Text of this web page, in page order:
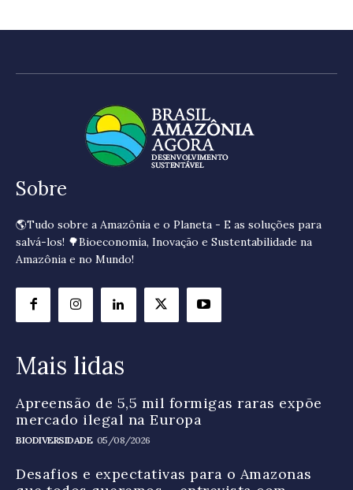
Sobre
🌎Tudo sobre a Amazônia e o Planeta - E as soluções para
salvá-los! 🌳Bioeconomia, Inovação e Sustentabilidade na
Amazônia e no Mundo!
Mais lidas
Apreensão de 5,5 mil formigas raras expõe
mercado ilegal na Europa
BIODIVERSIDADE 05/08/2026
Desafios e expectativas para o Amazonas